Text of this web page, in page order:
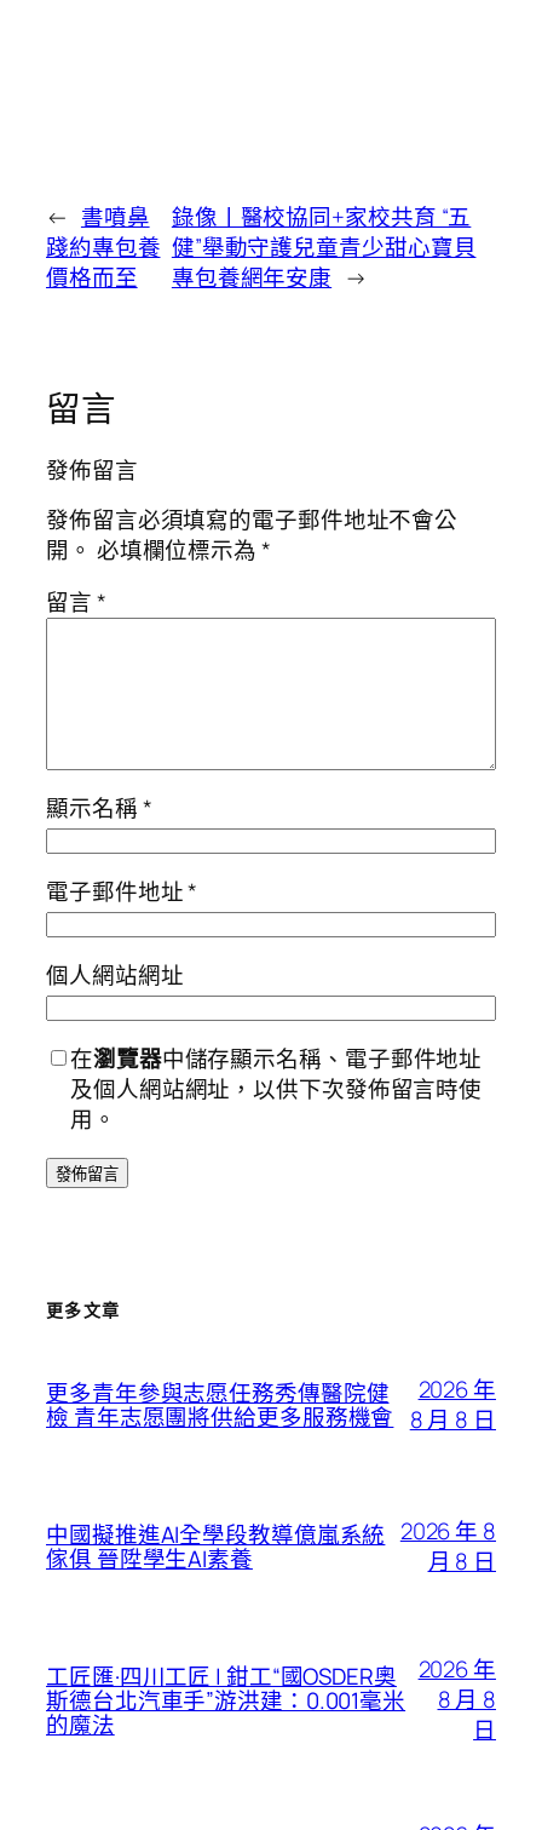
← 書噴鼻
踐約專包養
價格而至
錄像丨醫校協同+家校共育 “五
健”舉動守護兒童青少甜心寶貝
專包養網年安康 →
留言
發佈留言
發佈留言必須填寫的電子郵件地址不會公
開。 必填欄位標示為*
留言*
顯示名稱*
電子郵件地址*
個人網站網址
在瀏覽器中儲存顯示名稱、電子郵件地址
及個人網站網址，以供下次發佈留言時使
用。
更多文章
更多青年參與志愿任務秀傳醫院健
檢 青年志愿團將供給更多服務機會
2026 年
8 月 8 日
中國擬推進AI全學段教導億嵐系統
傢俱 晉陞學生AI素養
2026 年 8
月 8 日
工匠匯·四川工匠 | 鉗工“國OSDER奧
斯德台北汽車手”游洪建：0.001毫米
的魔法
2026 年
8 月 8
日